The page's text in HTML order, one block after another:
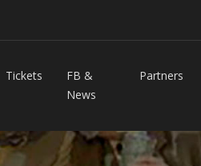
Tickets
FB &
News
Partners